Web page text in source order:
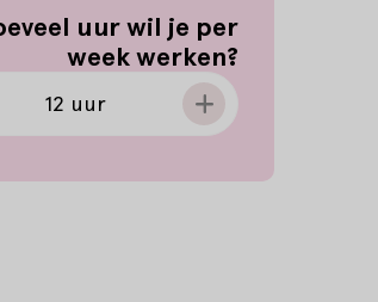
uur wil je per
week werken?
week
12 uur